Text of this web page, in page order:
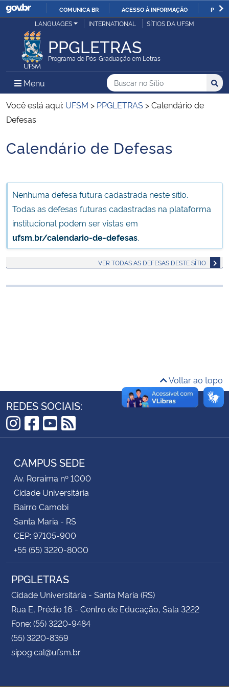
IR
O
COMUNICA BR ACESSO À INFORMAÇÃO
Ministério da Justiça e Segurança Pública
Ministério da Defesa
Ministério das Relações Exteriores
Ministério da Infraestrutura
Ministério da Agricultura, Pecuária e Abastecimento
Ministério da Educação
Ministério da Cidadania
Controladoria-Geral da União
Secretaria-Geral
Secretaria de Governo
Gabinete de Segurança Institucional
Advocacia-Geral da União
LANGUAGES INTERNATIONAL SÍTIOS DA UFSM
PPGLETRAS
Programa de Pós-Graduação em Letras
Menu Menu Principal do Sítio
Busca
Buscar no no Sítio
Busca:
Você está aqui: UFSM > PPGLETRAS >Calendário de
Defesas
Início do conteúdo
Calendário de Defesas
Nenhuma defesa futura cadastrada neste sítio.
Todas as defesas futuras cadastradas na plataforma
institucional podem ser vistas em
ufsm.br/calendario-de-defesas.
VER TODAS AS DEFESAS DESTE SÍTIO
Voltar ao topo
REDES SOCIAIS:
Instagram
Facebook
YouTube
RSS
CAMPUS SEDE
Av. Roraima nº 1000
Cidade Universitária
Bairro Camobi
Santa Maria - RS
CEP: 97105-900
+55 (55) 3220-8000
PPGLETRAS
Cidade Universitária - Santa Maria (RS)
Rua E, Prédio 16 - Centro de Educação, Sala 3222
Fone: (55) 3220-9484
(55) 3220-8359
sipog.cal@ufsm.br